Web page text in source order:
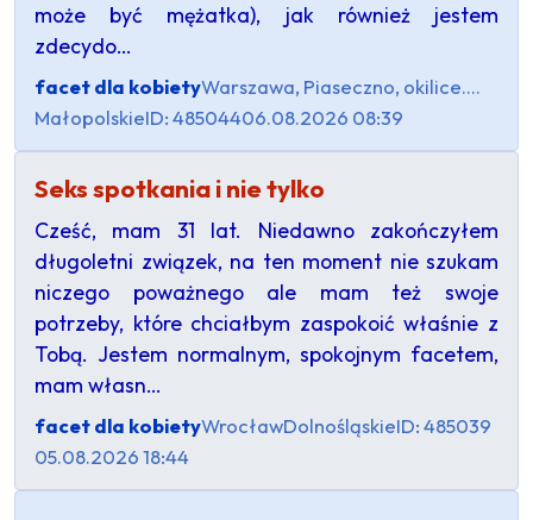
może być mężatka), jak również jestem
zdecydo…
facet dla kobietyWarszawa, Piaseczno, okilice....
MałopolskieID: 48504406.08.2026 08:39
Seks spotkania i nie tylko
Cześć, mam 31 lat. Niedawno zakończyłem
długoletni związek, na ten moment nie szukam
niczego poważnego ale mam też swoje
potrzeby, które chciałbym zaspokoić właśnie z
Tobą. Jestem normalnym, spokojnym facetem,
mam własn…
facet dla kobietyWrocławDolnośląskieID: 485039
05.08.2026 18:44